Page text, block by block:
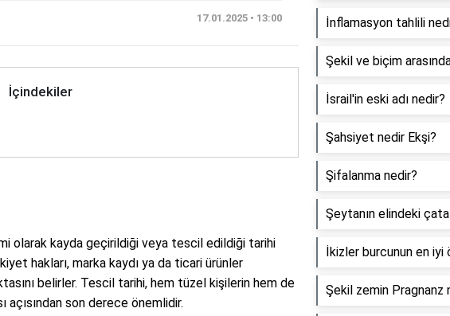
17.01.2025 • 13:00
İçindekiler
olarak kayda geçirildiği veya tescil edildiği tarihi
hakları, marka kaydı ya da ticari ürünler
belirler. Tescil tarihi, hem tüzel kişilerin hem de
açısından son derece önemlidir.
İnflamasyon tahlili
Şekil ve biçim
İsrail'in eski adı nedir?
Şahsiyet nedir Ekşi?
Şifalanma nedir?
Şeytanın elindeki
İkizler burcunun en iyi
Şekil zemin Pragnanz